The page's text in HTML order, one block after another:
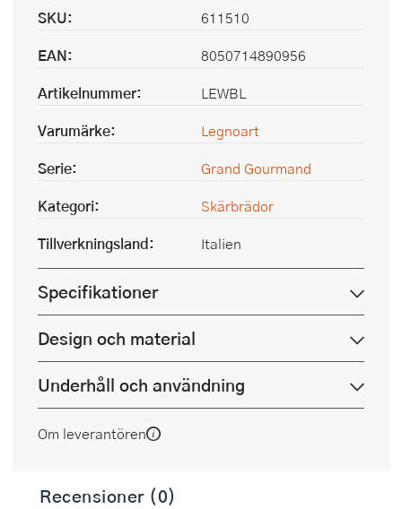
SKU:
611510
EAN:
8050714890956
Artikelnummer:
LEWBL
Varumärke:
Legnoart
Serie:
Grand Gourmand
Kategori:
Skärbrädor
Tillverkningsland:
Italien
Specifikationer
Design och material
Underhåll och användning
Om leverantören
Recensioner (0)